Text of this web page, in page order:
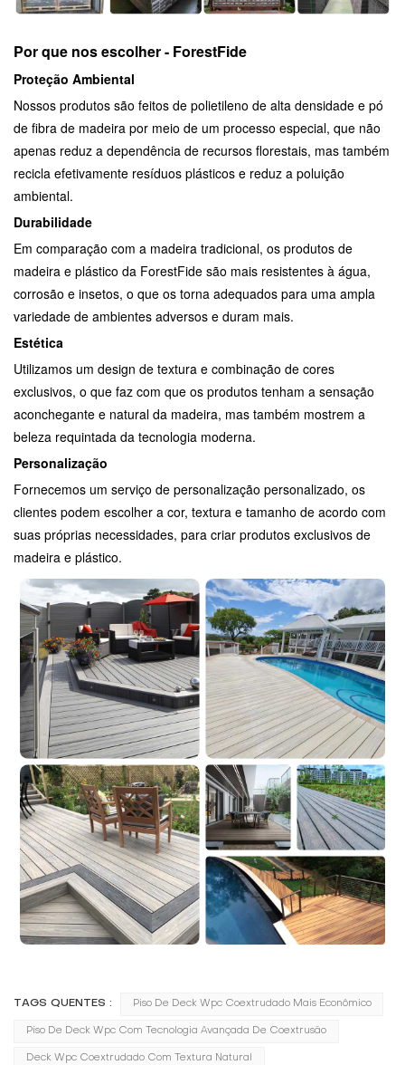
Por que nos escolher - ForestFide
Proteção Ambiental
Nossos produtos são feitos de polietileno de alta densidade e pó
de fibra de madeira por meio de um processo especial, que não
apenas reduz a dependência de recursos florestais, mas também
recicla efetivamente resíduos plásticos e reduz a poluição
ambiental.
Durabilidade
Em comparação com a madeira tradicional, os produtos de
madeira e plástico da ForestFide são mais resistentes à água,
corrosão e insetos, o que os torna adequados para uma ampla
variedade de ambientes adversos e duram mais.
Estética
Utilizamos um design de textura e combinação de cores
exclusivos, o que faz com que os produtos tenham a sensação
aconchegante e natural da madeira, mas também mostrem a
beleza requintada da tecnologia moderna.
Personalização
Fornecemos um serviço de personalização personalizado, os
clientes podem escolher a cor, textura e tamanho de acordo com
suas próprias necessidades, para criar produtos exclusivos de
madeira e plástico.
TAGS QUENTES : Piso De Deck Wpc Coextrudado Mais Econômico
Piso De Deck Wpc Com Tecnologia Avançada De Coextrusão
Deck Wpc Coextrudado Com Textura Natural